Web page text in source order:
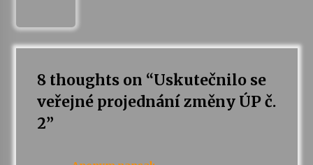
8 thoughts on “Uskutečnilo se
veřejné projednání změny ÚP č.
2”